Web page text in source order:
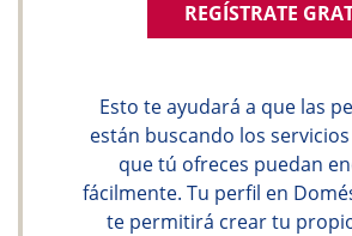
REGÍSTRATE
Esto te ayudará a que las
están buscando los
que tú ofreces puedan
fácilmente. Tu perfil en
te permitirá crear tu